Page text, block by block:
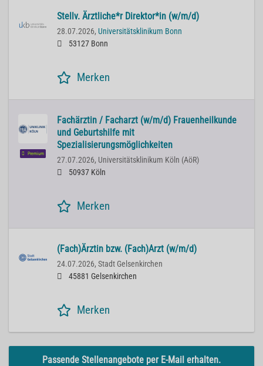
Stellv. Ärztliche*r Direktor*in (w/m/d)
28.07.2026, Universitätsklinikum Bonn
53127 Bonn
Merken
Premium
Fachärztin / Facharzt (w/m/d) Frauenheilkunde
und Geburtshilfe mit
Spezialisierungsmöglichkeiten
27.07.2026, Universitätsklinikum Köln (AöR)
50937 Köln
Merken
(Fach)Ärztin bzw. (Fach)Arzt (w/m/d)
24.07.2026, Stadt Gelsenkirchen
45881 Gelsenkirchen
Merken
Passende Stellenangebote per E-Mail erhalten.